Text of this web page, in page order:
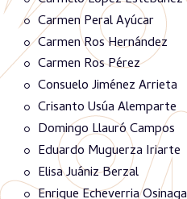
Carmen Peral Ayúcar
Carmen Ros Hernández
Carmen Ros Pérez
Consuelo Jiménez Arrieta
Crisanto Usúa Alemparte
Domingo Llauró Campos
Eduardo Muguerza Iriarte
Elisa Juániz Berzal
Enrique Echeverria Osinaga